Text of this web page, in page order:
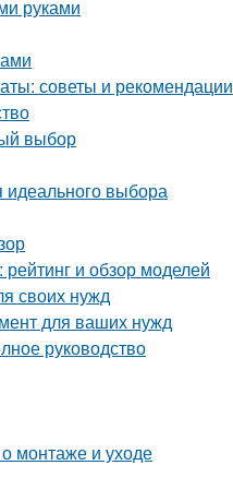
руками
советы и рекомендации
выбор
выбора
и обзор моделей
своих нужд
для ваших нужд
руководство
монтаже и уходе